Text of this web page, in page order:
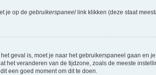
je op de gebruikerspaneellink klikken (deze staat
geval is, moet je naar het gebruikerspaneel gaan en
het veranderen van de tijdzone, zoals de meeste
een goed moment om dit te doen.